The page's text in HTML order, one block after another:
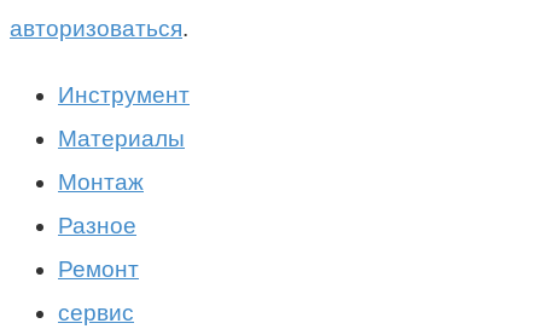
авторизоваться.
Инструмент
Материалы
Монтаж
Разное
Ремонт
сервис